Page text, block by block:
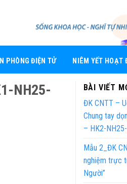
PHÒNG ĐIỆN TỬ NIÊM YẾT HOẠT
NH25-
BÀI VIẾT
ĐK CNTT –
Chung tay
– HK2-
Mẫu 2_ĐK
nghiệm trực
Người”